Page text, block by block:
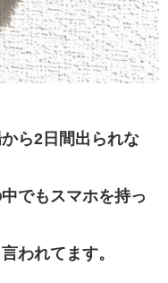
ら2日間出られな
でもスマホを持っ
われてます。